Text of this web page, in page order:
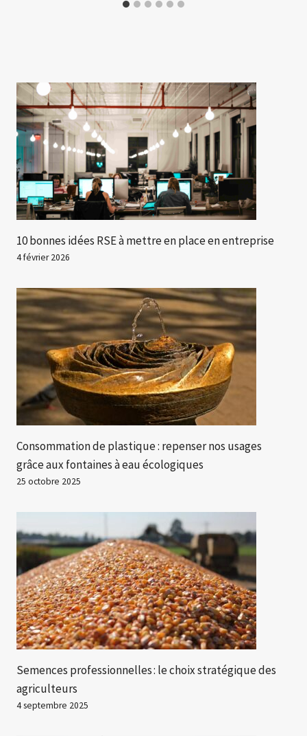
10 bonnes idées RSE à mettre en place en entreprise
4 février 2026
Consommation de plastique : repenser nos usages
grâce aux fontaines à eau écologiques
25 octobre 2025
Semences professionnelles : le choix stratégique des
agriculteurs
4 septembre 2025